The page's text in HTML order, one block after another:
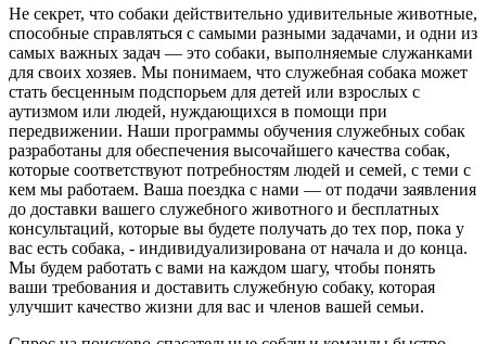
Не секрет, что собаки действительно удивительные животные,
способные справляться с самыми разными задачами, и одни из
самых важных задач — это собаки, выполняемые служанками
для своих хозяев. Мы понимаем, что служебная собака может
стать бесценным подспорьем для детей или взрослых с
аутизмом или людей, нуждающихся в помощи при
передвижении. Наши программы обучения служебных собак
разработаны для обеспечения высочайшего качества собак,
которые соответствуют потребностям людей и семей, с теми с
кем мы работаем. Ваша поездка с нами — от подачи заявления
до доставки вашего служебного животного и бесплатных
консультаций, которые вы будете получать до тех пор, пока у
вас есть собака, - индивидуализирована от начала и до конца.
Мы будем работать с вами на каждом шагу, чтобы понять
ваши требования и доставить служебную собаку, которая
улучшит качество жизни для вас и членов вашей семьи.